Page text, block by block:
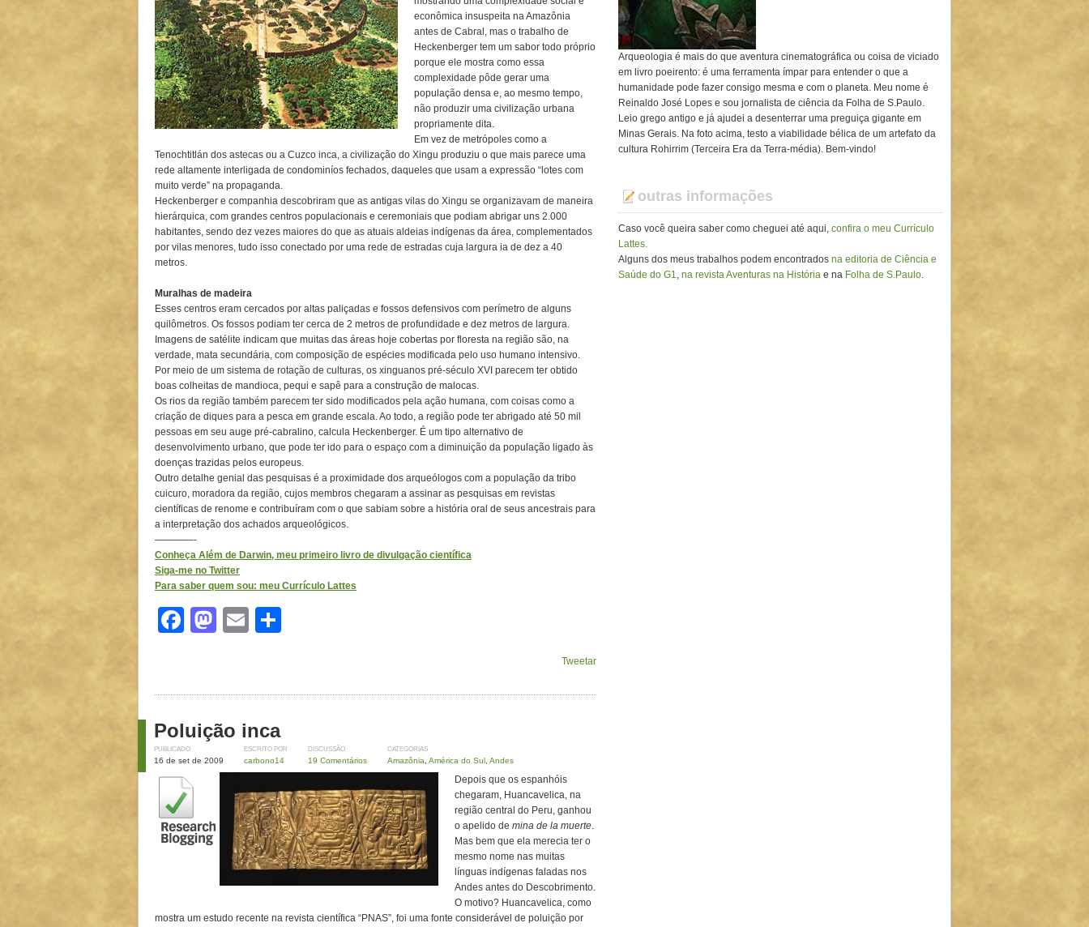
econômica insuspeita na Amazônia
antes de Cabral, mas o trabalho de
Heckenberger tem um sabor todo próprio
porque ele mostra como essa
complexidade pôde gerar uma
população densa e, ao mesmo tempo,
não produzir uma civilização urbana
propriamente dita.
Em vez de metrópoles como a
Tenochtitlán dos astecas ou a Cuzco inca, a civilização do Xingu produziu o que mais parece uma
rede altamente interligada de condominíos fechados, daqueles que usam a expressão “lotes com
muito verde” na propaganda.
Heckenberger e companhia descobriram que as antigas vilas do Xingu se organizavam de maneira
hierárquica, com grandes centros populacionais e ceremoniais que podiam abrigar uns 2.000
habitantes, sendo dez vezes maiores do que as atuais aldeias indígenas da área, complementados
por vilas menores, tudo isso conectado por uma rede de estradas cuja largura ia de dez a 40
metros.
Muralhas de madeira
Esses centros eram cercados por altas paliçadas e fossos defensivos com perímetro de alguns
quilômetros. Os fossos podiam ter cerca de 2 metros de profundidade e dez metros de largura.
Imagens de satélite indicam que muitas das áreas hoje cobertas por floresta na região são, na
verdade, mata secundária, com composição de espécies modificada pelo uso humano intensivo.
Por meio de um sistema de rotação de culturas, os xinguanos pré-século XVI parecem ter obtido
boas colheitas de mandioca, pequi e sapê para a construção de malocas.
Os rios da região também parecem ter sido modificados pela ação humana, com coisas como a
criação de diques para a pesca em grande escala. Ao todo, a região pode ter abrigado até 50 mil
pessoas em seu auge pré-cabralino, calcula Heckenberger. É um tipo alternativo de
desenvolvimento urbano, que pode ter ido para o espaço com a diminuição da população ligado às
doenças trazidas pelos europeus.
Outro detalhe genial das pesquisas é a proximidade dos arqueólogos com a população da tribo
cuicuro, moradora da região, cujos membros chegaram a assinar as pesquisas em revistas
científicas de renome e contribuíram com o que sabiam sobre a história oral de seus ancestrais para
a interpretação dos achados arqueológicos.
————-
Conheça Além de Darwin, meu primeiro livro de divulgação científica
Siga-me no Twitter
Para saber quem sou: meu Currículo Lattes
Facebook
Mastodon
Email
Tweetar
Poluição inca
PUBLICADO
16 de set de 2009
ESCRITO POR
carbono14
DISCUSSÃO
19 Comentários
CATEGORIAS
Amazônia América do Sul Andes
Depois que os espanhóis
chegaram, Huancavelica, na
região central do Peru, ganhou
o apelido de mina de la muerte.
Mas bem que ela merecia ter o
mesmo nome nas muitas
línguas indígenas faladas nos
Andes antes do Descobrimento.
O motivo? Huancavelica, como
mostra um estudo recente na revista científica “PNAS”, foi uma fonte considerável de poluição por
Arqueologia é mais do que aventura cinematográfica ou coisa de viciado
em livro poeirento: é uma ferramenta ímpar para entender o que a
humanidade pode fazer consigo mesma e com o planeta. Meu nome é
Reinaldo José Lopes e sou jornalista de ciência da Folha de S.Paulo.
Leio grego antigo e já ajudei a desenterrar uma preguiça gigante em
Minas Gerais. Na foto acima, testo a viabilidade bélica de um artefato da
cultura Rohirrim (Terceira Era da Terra-média). Bem-vindo!
outras informações
Caso você queira saber como cheguei até aqui, confira o meu Currículo
Lattes.
Alguns dos meus trabalhos podem encontrados na editoria de Ciência e
Saúde do G1, na revista Aventuras na História e na Folha de S.Paulo.